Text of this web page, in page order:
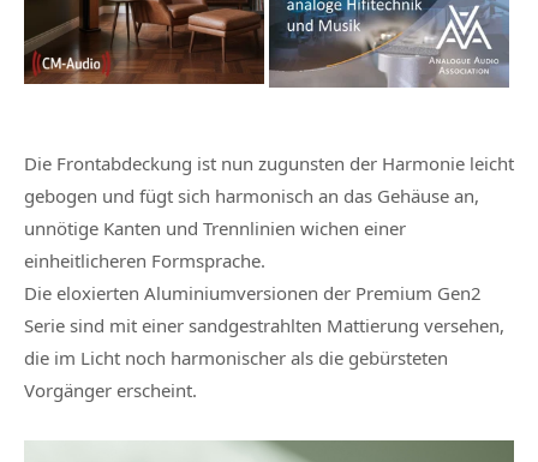
Die Frontabdeckung ist nun zugunsten der Harmonie leicht
gebogen und fügt sich harmonisch an das Gehäuse an,
unnötige Kanten und Trennlinien wichen einer
einheitlicheren Formsprache.
Die eloxierten Aluminiumversionen der Premium Gen2
Serie sind mit einer sandgestrahlten Mattierung versehen,
die im Licht noch harmonischer als die gebürsteten
Vorgänger erscheint.